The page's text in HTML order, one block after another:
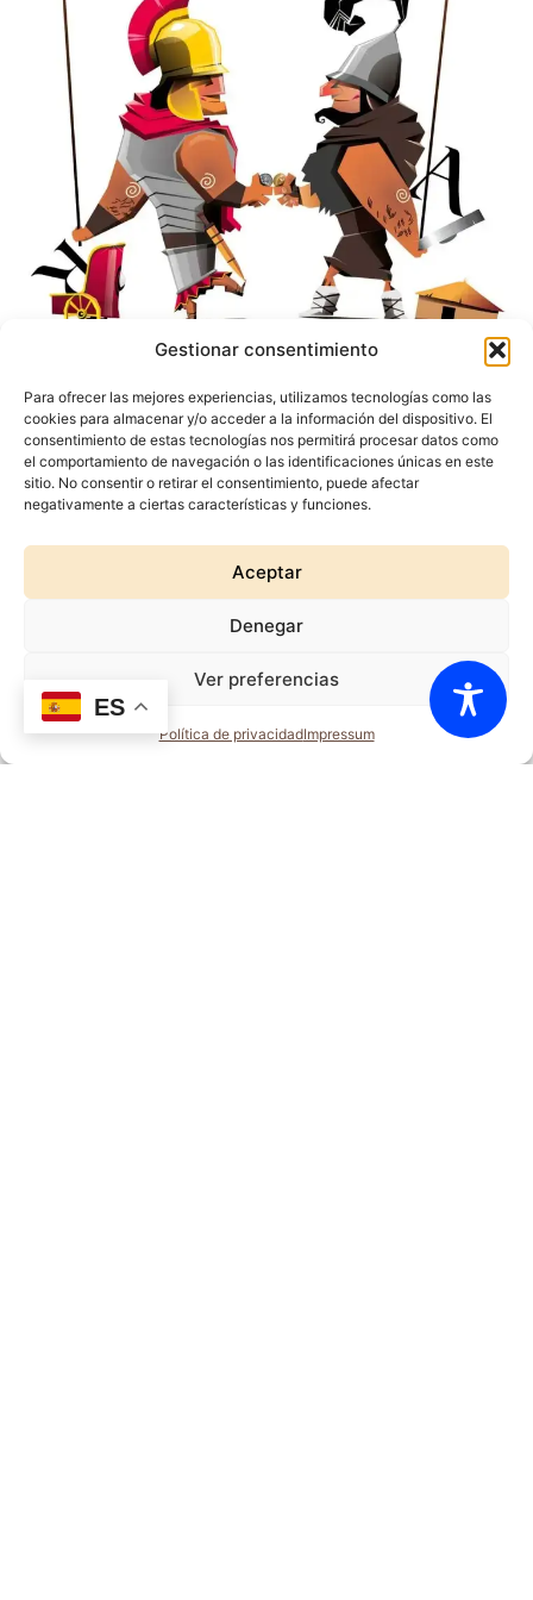
Gestionar consentimiento
Para ofrecer las mejores experiencias, utilizamos tecnologías como las
cookies para almacenar y/o acceder a la información del dispositivo. El
consentimiento de estas tecnologías nos permitirá procesar datos como
el comportamiento de navegación o las identificaciones únicas en este
sitio. No consentir o retirar el consentimiento, puede afectar
negativamente a ciertas características y funciones.
Aceptar
Denegar
Ver preferencias
Política de privacidadImpressum
2013
ES